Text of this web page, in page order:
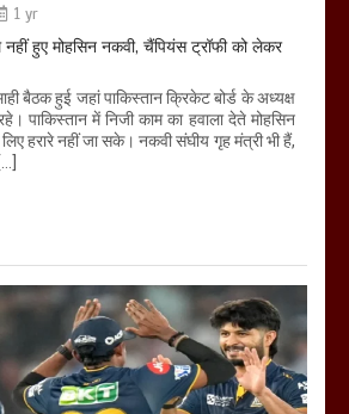
1 yr
नहीं हुए मोहसिन नकवी, चैंपियंस ट्रॉफी को लेकर
बैठक हुई जहां पाकिस्तान क्रिकेट बोर्ड के अध्यक्ष
पाकिस्तान में निजी काम का हवाला देते मोहसिन
हरारे नहीं जा सके। नकवी संघीय गृह मंत्री भी हैं,